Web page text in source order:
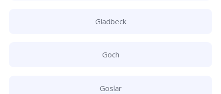
Gladbeck
Goch
Goslar